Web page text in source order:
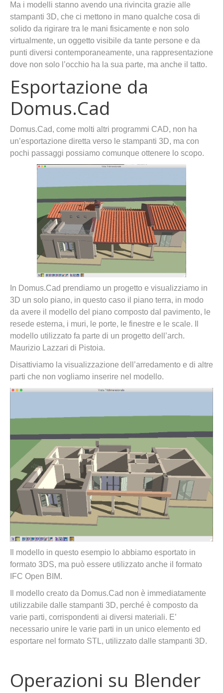
Ma i modelli stanno avendo una rivincita grazie alle
stampanti 3D, che ci mettono in mano qualche cosa di
solido da rigirare tra le mani fisicamente e non solo
virtualmente, un oggetto visibile da tante persone e da
punti diversi contemporaneamente, una rappresentazione
dove non solo l’occhio ha la sua parte, ma anche il tatto.
Esportazione da
Domus.Cad
Domus.Cad, come molti altri programmi CAD, non ha
un’esportazione diretta verso le stampanti 3D, ma con
pochi passaggi possiamo comunque ottenere lo scopo.
In Domus.Cad prendiamo un progetto e visualizziamo in
3D un solo piano, in questo caso il piano terra, in modo
da avere il modello del piano composto dal pavimento, le
resede esterna, i muri, le porte, le finestre e le scale. Il
modello utilizzato fa parte di un progetto dell’arch.
Maurizio Lazzari di Pistoia.
Disattiviamo la visualizzazione dell’arredamento e di altre
parti che non vogliamo inserire nel modello.
Il modello in questo esempio lo abbiamo esportato in
formato 3DS, ma può essere utilizzato anche il formato
IFC Open BIM.
Il modello creato da Domus.Cad non è immediatamente
utilizzabile dalle stampanti 3D, perché è composto da
varie parti, corrispondenti ai diversi materiali. E’
necessario unire le varie parti in un unico elemento ed
esportare nel formato STL, utilizzato dalle stampanti 3D.
Operazioni su Blender